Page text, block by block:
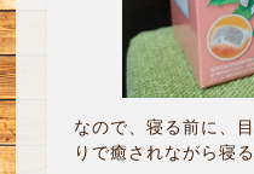
なので、寝る前に、
りで癒されながら寝